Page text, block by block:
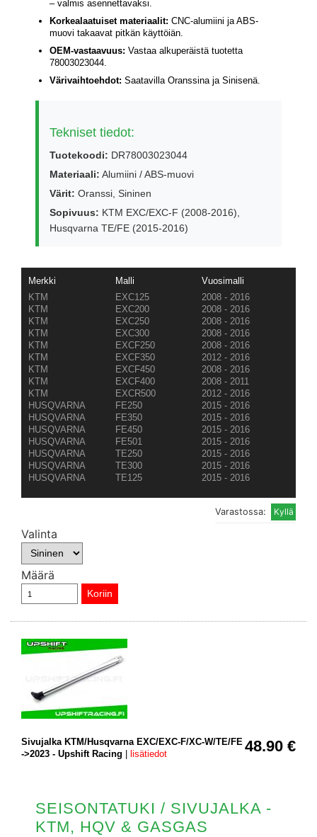
– valmis asennettavaksi.
Korkealaatuiset materiaalit: CNC-alumiini ja ABS-
muovi takaavat pitkän käyttöiän.
OEM-vastaavuus: Vastaa alkuperäistä tuotetta
78003023044.
Värivaihtoehdot: Saatavilla Oranssina ja Sinisenä.
Tekniset tiedot:
Tuotekoodi: DR78003023044
Materiaali: Alumiini / ABS-muovi
Värit: Oranssi, Sininen
Sopivuus: KTM EXC/EXC-F (2008-2016),
Husqvarna TE/FE (2015-2016)
Merkki Malli
Vuosimalli
KTM
EXC125
2008 - 2016
KTM
EXC200
2008 - 2016
KTM
EXC250
2008 - 2016
KTM
EXC300
2008 - 2016
KTM
EXCF250
2008 - 2016
KTM
EXCF350
2012 - 2016
KTM
EXCF450
2008 - 2016
KTM
EXCF400
2008 - 2011
KTM
EXCR500
2012 - 2016
HUSQVARNA
FE250
2015 - 2016
HUSQVARNA
FE350
2015 - 2016
HUSQVARNA
FE450
2015 - 2016
HUSQVARNA
FE501
2015 - 2016
HUSQVARNA
TE250
2015 - 2016
HUSQVARNA
TE300
2015 - 2016
HUSQVARNA
TE125 2015 - 2016
Varastossa:
Valinta
Määrä
48.90 €
Sivujalka KTM/Husqvarna EXC/EXC-F/XC-W/TE/FE
->2023 - Upshift Racing
lisätiedot
SEISONTATUKI / SIVUJALKA -
KTM, HQV & GASGAS